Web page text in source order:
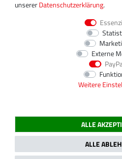
2020 Magnos Turbosystems GmbH | Alle
unsererDaten­schutz­erklärung.
Externe
Weitere
ALLE
ALLE